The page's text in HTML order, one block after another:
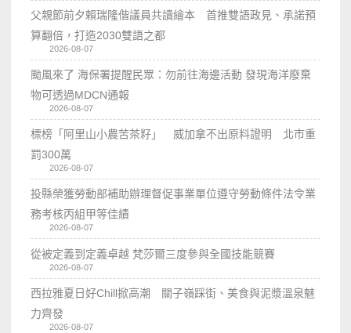
父親節前夕賴瑞隆偕議員共讀繪本 首推雙語政見、承諾預
算翻倍，打造2030雙語之都
2026-08-07
颱風來了 海保署提醒民眾：勿前往海邊活動 發現海洋廢棄
物可透過MDCN通報
2026-08-07
標榜「阿里山小農苦茶籽」 威加拿不出原料證明 北市重
罰300萬
2026-08-07
投縣榮獲勞動部補助辦理督促事業單位遵守勞動條件法令業
務考核丙組甲等佳績
2026-08-07
從被定義到定義卓越 梵莎爾三度參與全國技能競賽
2026-08-07
西拉雅夏日好Chill掀高潮 關子嶺踩街、美食與泥漿溫泉魅
力齊發
2026-08-07